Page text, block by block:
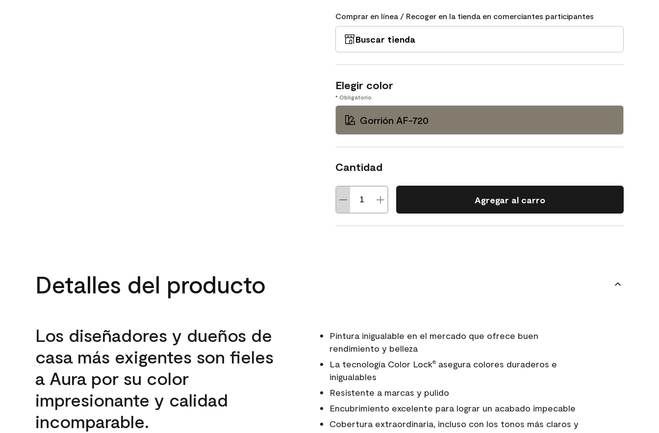
Comprar en línea / Recoger en la tienda en comerciantes participantes
Buscar tienda
Elegir color
* Obligatorio
Gorrión AF-720
Cantidad
Agregar al carro
Detalles del producto
Los diseñadores y dueños de
casa más exigentes son fieles
a Aura por su color
impresionante y calidad
incomparable.
Pintura inigualable en el mercado que ofrece buen
rendimiento y belleza
La tecnología Color Lock®asegura colores duraderos e
inigualables
Resistente a marcas y pulido
Encubrimiento excelente para lograr un acabado impecable
Cobertura extraordinaria, incluso con los tonos más claros y